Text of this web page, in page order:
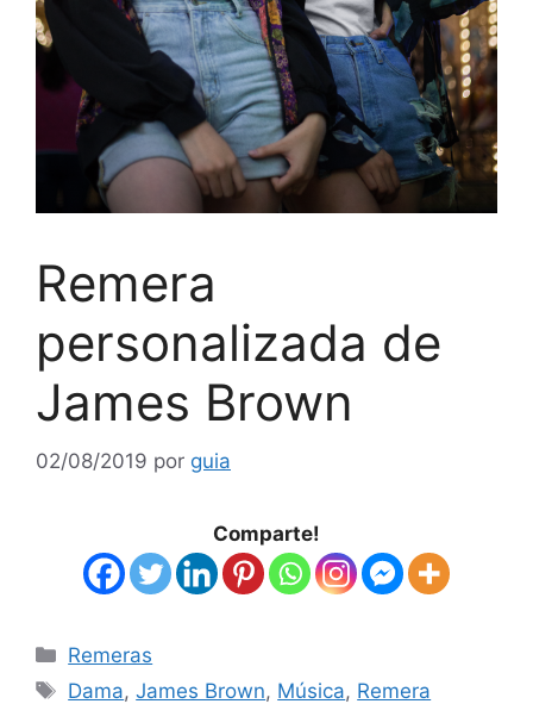
Remera
personalizada de
James Brown
02/08/2019 por guia
Comparte!
Categorías
Remeras
Etiquetas
Dama,James Brown, Música, Remera